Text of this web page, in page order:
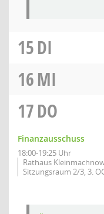
15DI
16MI
17DO
Finanzausschuss
18:00-19:25 Uhr
Rathaus
Sitzungsraum 2/3, 3.